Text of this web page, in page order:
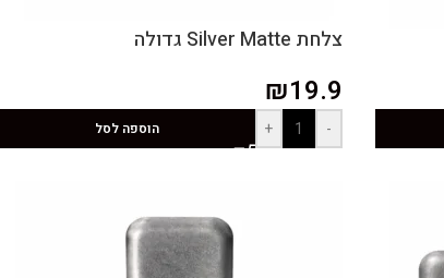
צלחת Silver Matte גדולה
₪19.9
-
+ הוספה לסל